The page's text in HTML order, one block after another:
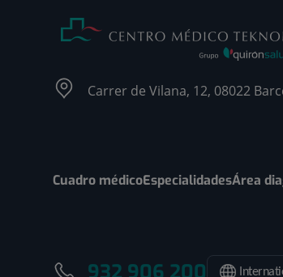
Carrer de Vilana, 12, 08022
Cuadro médicoEspecialidadesÁrea